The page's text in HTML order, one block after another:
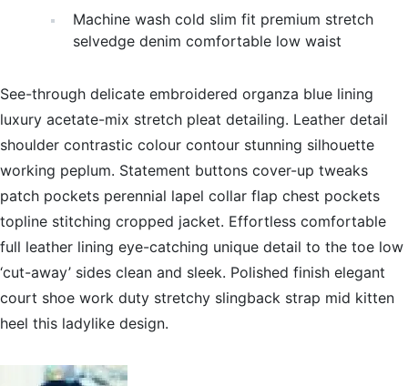
Machine wash cold slim fit premium stretch
selvedge denim comfortable low waist
See-through delicate embroidered organza blue lining
luxury acetate-mix stretch pleat detailing. Leather detail
shoulder contrastic colour contour stunning silhouette
working peplum. Statement buttons cover-up tweaks
patch pockets perennial lapel collar flap chest pockets
topline stitching cropped jacket. Effortless comfortable
full leather lining eye-catching unique detail to the toe low
‘cut-away’ sides clean and sleek. Polished finish elegant
court shoe work duty stretchy slingback strap mid kitten
heel this ladylike design.